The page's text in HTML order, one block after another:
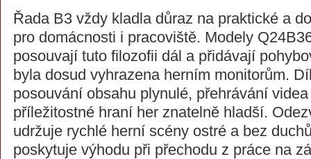
Řada B3 vždy kladla důraz na praktické a
pro domácnosti i pracoviště. Modely
posouvají tuto filozofii dál a přidávají
byla dosud vyhrazena herním monitorům.
posouvání obsahu plynulé, přehrávání
příležitostné hraní her znatelně hladší.
udržuje rychlé herní scény ostré a bez
poskytuje výhodu při přechodu z práce na